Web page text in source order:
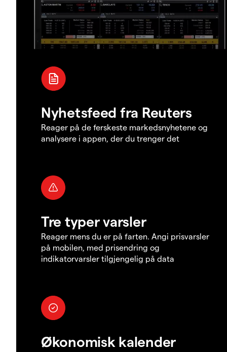
Nyhetsfeed fra Reuters
Reager på de ferskeste markedsnyhetene og
analysere i appen, der du trenger det
Tre typer varsler
Reager mens du er på farten. Angi prisvarsler
på mobilen, med prisendring og
indikatorvarsler tilgjengelig på data
Økonomisk kalender